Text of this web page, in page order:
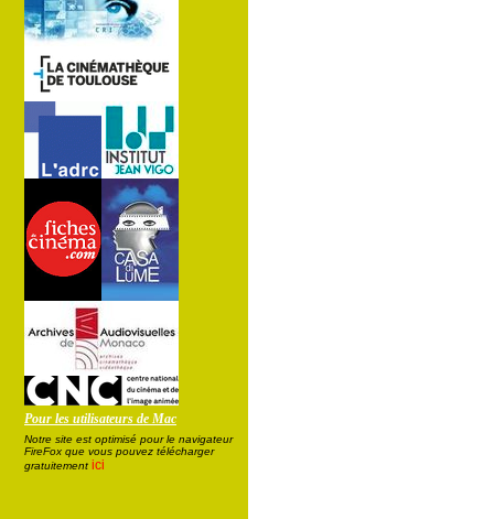
Pour les utilisateurs de Mac
Notre site est optimisé pour le navigateur
FireFox que vous pouvez télécharger
gratuitement ici